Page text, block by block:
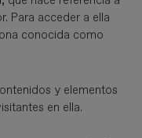
Para acceder a ella
conocida como
y elementos
en ella.